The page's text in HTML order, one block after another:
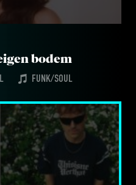
bodem
FUNK/SOUL